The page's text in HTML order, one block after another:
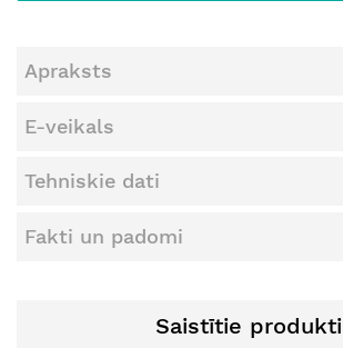
Apraksts
E-veikals
Tehniskie dati
Fakti un padomi
Saistītie produkti